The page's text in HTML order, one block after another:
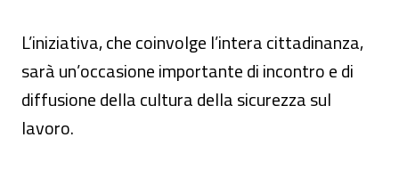
L’iniziativa, che coinvolge l’intera cittadinanza,
sarà un’occasione importante di incontro e di
diffusione della cultura della sicurezza sul
lavoro.